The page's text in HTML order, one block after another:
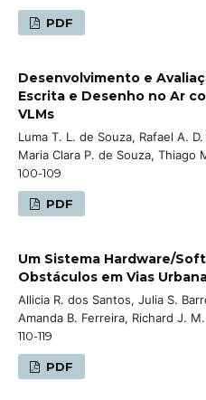
PDF
Desenvolvimento e
Escrita e Desenho no Ar
VLMs
Luma T. L. de Souza, Rafael A.
Maria Clara P. de Souza, Thiago
100-109
PDF
Um Sistema Hardware/
Obstáculos em Vias
Allicia R. dos Santos, Julia S.
Amanda B. Ferreira, Richard J.
110-119
PDF